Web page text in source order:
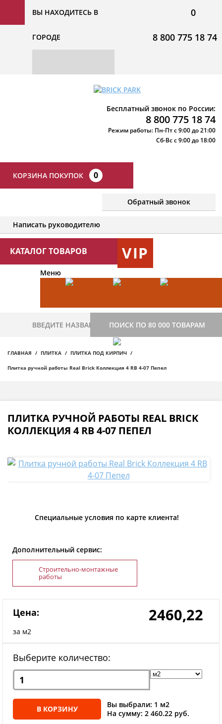
ВЫ НАХОДИТЕСЬ В
ГОРОДЕ
0
8 800 775 18 74
Бесплатный звонок по России:
8 800 775 18 74
Режим работы: Пн-Пт с 9:00 до 21:00
Сб-Вс с 9:00 до 18:00
КОРЗИНА ПОКУПОК 0
Обратный звонок
Написать руководителю
КАТАЛОГ ТОВАРОВ VIP
Меню
ПОИСК ПО 80 000 ТОВАРАМ
ГЛАВНАЯ ПЛИТКА ПЛИТКА ПОД КИРПИЧ
Плитка ручной работы Real Brick Коллекция 4 RB 4-07 Пепел
ПЛИТКА РУЧНОЙ РАБОТЫ REAL BRICK
КОЛЛЕКЦИЯ 4 RB 4-07 ПЕПЕЛ
Специальные условия по карте клиента!
Дополнительный сервис:
Строительно-монтажные
работы
Цена:
за м2
2460,22
Выберите количество:
В КОРЗИНУ
Вы выбрали: 1 м2
На сумму: 2 460.22 руб.